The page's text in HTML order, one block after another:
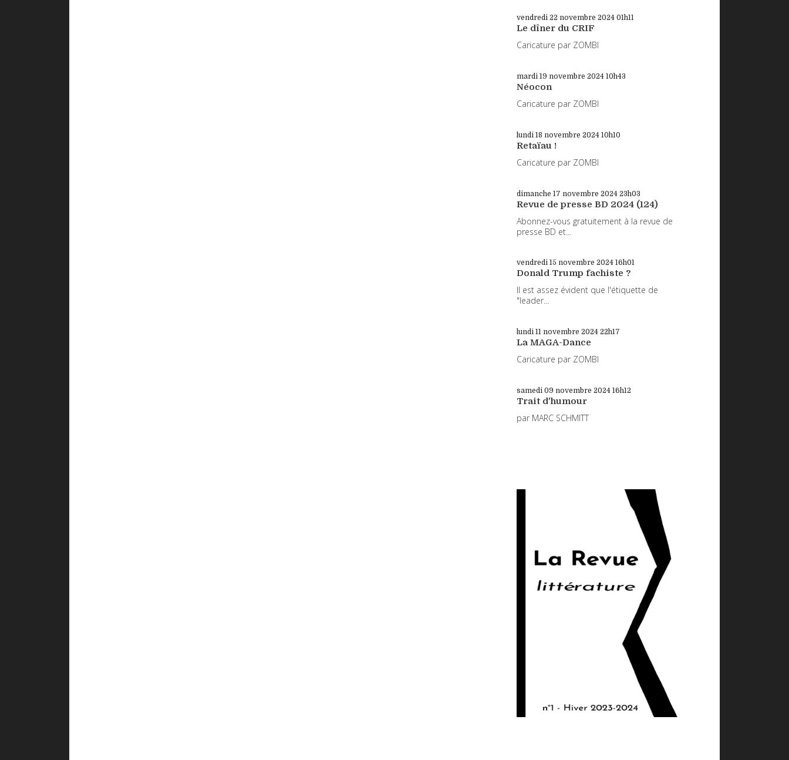
vendredi 22 novembre 2024 01h11
Le dîner du CRIF
Caricature par ZOMBI
mardi 19 novembre 2024 10h43
Néocon
Caricature par ZOMBI
lundi 18 novembre 2024 10h10
Retaïau !
Caricature par ZOMBI
dimanche 17 novembre 2024 23h03
Revue de presse BD 2024 (124)
Abonnez-vous gratuitement à la revue de
presse BD et...
vendredi 15 novembre 2024 16h01
Donald Trump fachiste ?
Il est assez évident que l'étiquette de
"leader...
lundi 11 novembre 2024 22h17
La MAGA-Dance
Caricature par ZOMBI
samedi 09 novembre 2024 16h12
Trait d'humour
par MARC SCHMITT